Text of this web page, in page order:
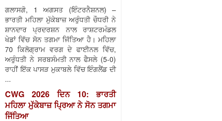
ਗਲਾਸਗੋ, 1 ਅਗਸਤ (ਇੰਟਰਨੈਸ਼ਨਲ) –
ਭਾਰਤੀ ਮਹਿਲਾ ਮੁੱਕੇਬਾਜ਼ ਅਰੁੰਧਤੀ ਚੌਧਰੀ ਨੇ
ਸ਼ਾਨਦਾਰ ਪ੍ਰਦਰਸ਼ਨ ਨਾਲ ਰਾਸ਼ਟਰਮੰਡਲ
ਖੇਡਾਂ ਵਿੱਚ ਸੋਨ ਤਗਮਾ ਜਿੱਤਿਆ ਹੈ। ਮਹਿਲਾ
70 ਕਿਲੋਗ੍ਰਾਮ ਵਰਗ ਦੇ ਫਾਈਨਲ ਵਿੱਚ,
ਅਰੁੰਧਤੀ ਨੇ ਸਰਬਸੰਮਤੀ ਨਾਲ ਫੈਸਲੇ (5-0)
ਰਾਹੀਂ ਇੱਕ ਪਾਸੜ ਮੁਕਾਬਲੇ ਵਿੱਚ ਇੰਗਲੈਂਡ ਦੀ
...
CWG 2026 ਦਿਨ 10: ਭਾਰਤੀ
ਮਹਿਲਾ ਮੁੱਕੇਬਾਜ਼ ਪ੍ਰਿਆ ਨੇ ਸੋਨ ਤਗਮਾ
ਜਿੱਤਿਆ